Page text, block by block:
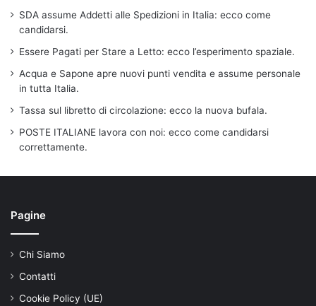
SDA assume Addetti alle Spedizioni in Italia: ecco come
candidarsi.
Essere Pagati per Stare a Letto: ecco l’esperimento spaziale.
Acqua e Sapone apre nuovi punti vendita e assume personale
in tutta Italia.
Tassa sul libretto di circolazione: ecco la nuova bufala.
POSTE ITALIANE lavora con noi: ecco come candidarsi
correttamente.
Pagine
Chi Siamo
Contatti
Cookie Policy (UE)